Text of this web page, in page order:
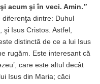
acum şi în veci. Amin.”
dintre: Duhul
şi Isus Cristos. Astfel,
distinctă de ce a lui Isus
rugăm. Este interesant că
care este altul decât
Isus din Maria; căci